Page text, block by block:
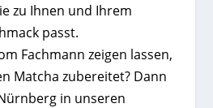
zu Ihnen und Ihrem
passt.
Fachmann zeigen lassen,
Matcha zubereitet? Dann
in unseren